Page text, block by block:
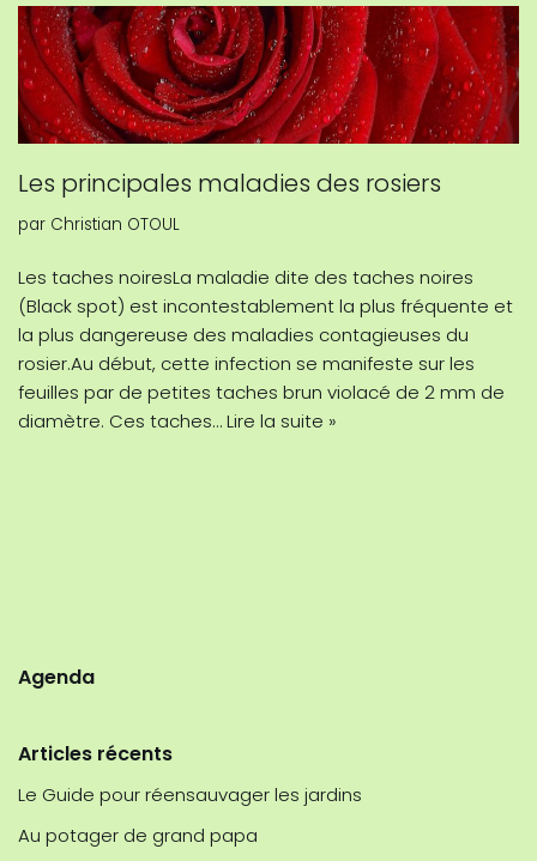
Les principales maladies des rosiers
par Christian OTOUL
Les taches noiresLa maladie dite des taches noires
(Black spot) est incontestablement la plus fréquente et
la plus dangereuse des maladies contagieuses du
rosier.Au début, cette infection se manifeste sur les
feuilles par de petites taches brun violacé de 2 mm de
diamètre. Ces taches…Lire la suite »
Agenda
Articles récents
Le Guide pour réensauvager les jardins
Au potager de grand papa